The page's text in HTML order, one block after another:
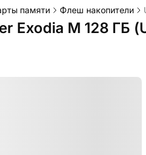
памяти Флеш накопители
Exodia M 128 ГБ